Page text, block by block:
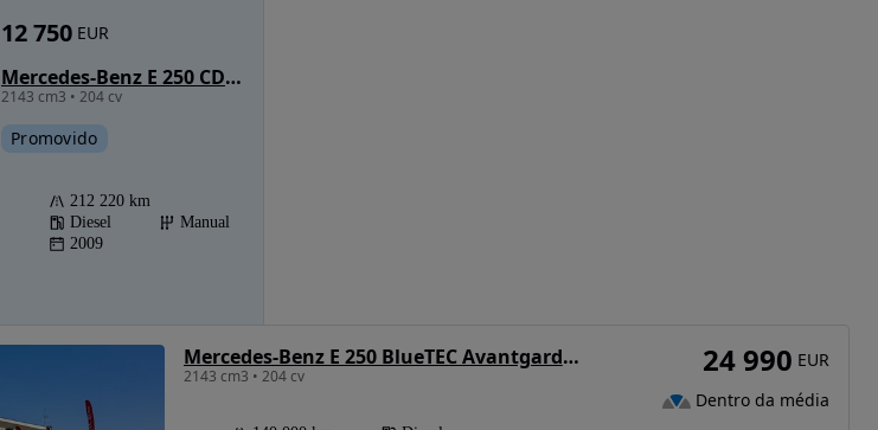
Mercedes-Benz E 250 CDi Avantgarde BlueEfficiency
2143 cm3 • 204 cv
12 750 EUR
Promovido
212 220 km
Diesel
Manual
2009
Mercedes-Benz E 250 BlueTEC Avantgarde Auto
2143 cm3 • 204 cv 24 990 EUR
Dentro da média